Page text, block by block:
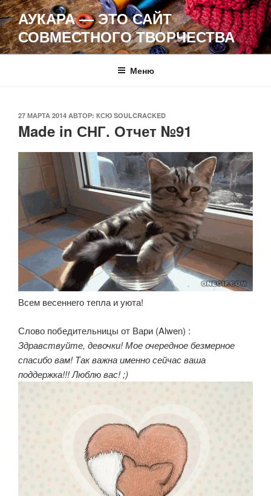
Перейти
к
содержимому
АУКАРА — ЭТО САЙТ
СОВМЕСТНОГО ТВОРЧЕСТВА
Меню
ОПУБЛИКОВАНО
27 МАРТА 2014 АВТОР: КСЮ SOULCRACKED
Made in СНГ. Отчет №91
Всем весеннего тепла и уюта!
Слово победительницы от Вари (Alwen) :
Здравствуйте, девочки! Мое очередное безмерное
спасибо вам! Так важна именно сейчас ваша
поддержка!!! Люблю вас! ;)